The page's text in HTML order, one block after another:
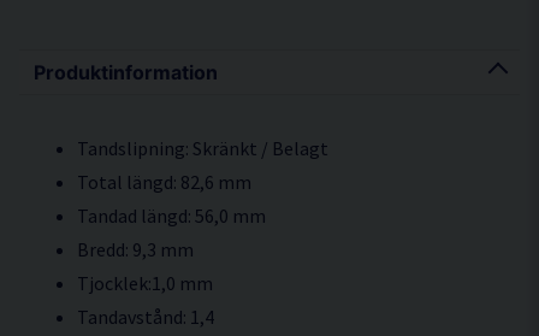
Produktinformation
Tandslipning: Skränkt / Belagt
Total längd: 82,6 mm
Tandad längd: 56,0 mm
Bredd: 9,3 mm
Tjocklek:1,0 mm
Tandavstånd: 1,4